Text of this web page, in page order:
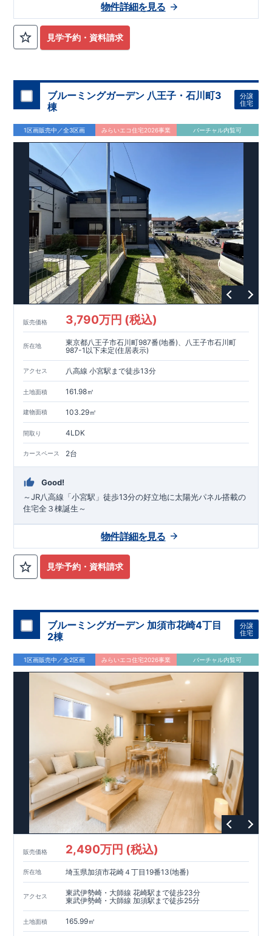
相模線「上溝」駅徒歩19分 ◇ロケーション
・相模原市立星が丘小学校
徒歩7分 ・オーケ
ー相模原店
模原店 徒歩
・やまうち医院 徒歩
ります。
・設計、施工、営業が互いに協力しあい、最良のプラ
ンを提供いたします。 ・不要な中間マージンを抑えることで、
コストダウンに努めています。
・東栄住宅
の建物は、国が定めた耐震等級で3を取得。建築基準法で定め
られた、｢数百年に一度発生する地震に対して、倒壊、崩壊しな
い。｣という基準から、さらに
す。
【住宅性能評価ダブル取得】
設計段階で、国が認めた第三者機関が評価しています。
住宅性能評価：評価を受けた図面通りに施工されているか、建
設までに、計4回のチェックが行われます。
でなく、現場の施工状況を検査した上で、品質を保証していま
す。
【充実のアフターサポート】
・東栄住宅では、お引渡し後最大10回の無料定期点検と、
年
間の品質保証を実施。お引渡しからが本当のお付き合いだと考
え、アフターサービスを外部の業者に委託せず、東栄住宅グル
ープ「東栄ホームサービス株式会社」にて責任をもって対応い
たします。
見学予約・資料請求
物件詳細を見る
ブルーミングガーデン 八王子・石川町3
棟
分譲
住宅
1区画販売中／全3区画 みらいエコ住宅2026事業 バーチャル内覧可
販売価格 3,790万円 (税込)
所在地
東京都八王子市石川町987番(地番)、八王子市石川町
987-1以下未定(住居表示)
アクセス 八高線 小宮駅まで徒歩13分
土地面積 161.98㎡
建物面積 103.29㎡
間取り 4LDK
カースペース 2台
Good!
～JR八高線「小宮駅」徒歩13分の好立地に太陽光パネル搭載の
住宅全３棟誕生～
見学予約・資料請求
物件詳細を見る
ブルーミングガーデン 加須市花崎4丁目
2棟
分譲
住宅
1区画販売中／全2区画 みらいエコ住宅2026事業 バーチャル内覧可
販売価格 2,490万円 (税込)
所在地 埼玉県加須市花崎４丁目19番13(地番)
アクセス
東武伊勢崎・大師線 花崎駅まで徒歩23分
東武伊勢崎・大師線 加須駅まで徒歩25分
土地面積 165.99㎡